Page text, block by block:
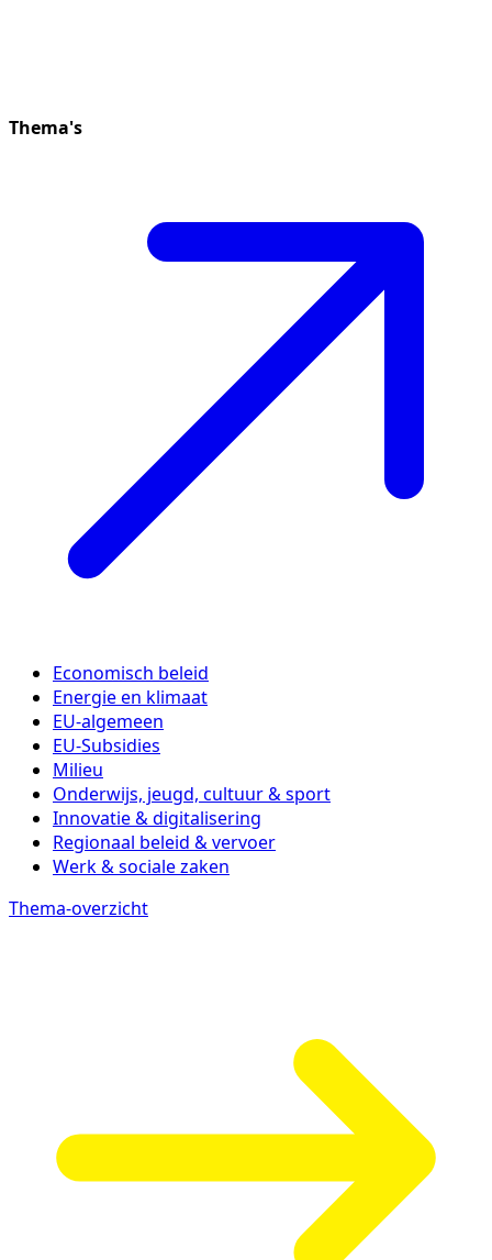
Thema's
Economisch beleid
Energie en klimaat
EU-algemeen
EU-Subsidies
Milieu
Onderwijs, jeugd, cultuur & sport
Innovatie & digitalisering
Regionaal beleid & vervoer
Werk & sociale zaken
Thema-overzicht